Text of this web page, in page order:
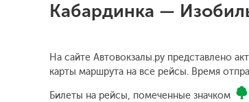
Кабардинка —
На сайте Автовокзалы.ру представлено
карты маршрута на все рейсы. Время
Билеты на рейсы, помеченные значком